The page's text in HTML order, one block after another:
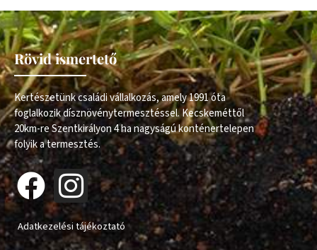
Rövid ismertető
Kertészetünk családi vállalkozás, amely 1991 óta
foglalkozik dísznövénytermesztéssel. Kecskeméttől
20km-re Szentkirályon 4 ha nagyságú konténertelepen
folyik a termesztés.
Adatkezelési tájékoztató